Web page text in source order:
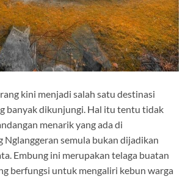
kini menjadi salah satu destinasi
banyak dikunjungi. Hal itu tentu tidak
menarik yang ada di
Nglanggeran semula bukan dijadikan
Embung ini merupakan telaga buatan
berfungsi untuk mengaliri kebun warga